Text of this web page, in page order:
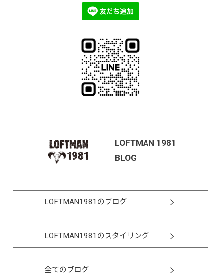
LOFTMAN 1981
BLOG
LOFTMAN1981のブログ
LOFTMAN1981のスタイリング
全てのブログ